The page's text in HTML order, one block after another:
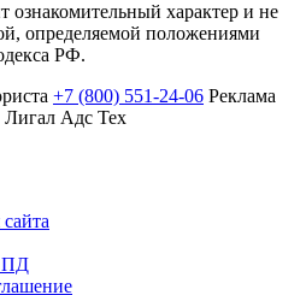
ознакомительный характер и не
определяемой положениями
РФ.
+7 (800) 551-24-06 Реклама
Адс Тех
ПД